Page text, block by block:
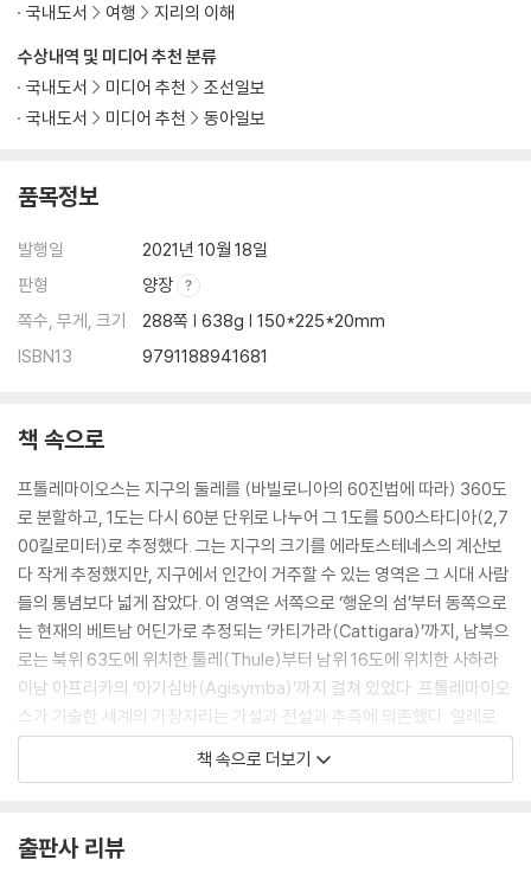
수상내역 및 미디어 추천 분류
국내도서
미디어 추천
조선일보
국내도서
미디어 추천 동아일보
국내도서
여행 지리의 이해
품목정보
발행일
2021년 10월 18일
판형
양장
쪽수, 무게, 크기
288쪽 | 638g | 150*225*20mm
ISBN13
9791188941681
책 속으로
프톨레마이오스는 지구의 둘레를 (바빌로니아의 60진법에 따라) 360도
로 분할하고, 1도는 다시 60분 단위로 나누어 그 1도를 500스타디아(2,7
00킬로미터)로 추정했다. 그는 지구의 크기를 에라토스테네스의 계산보
다 작게 추정했지만, 지구에서 인간이 거주할 수 있는 영역은 그 시대 사람
들의 통념보다 넓게 잡았다. 이 영역은 서쪽으로 ‘행운의 섬’부터 동쪽으로
는 현재의 베트남 어딘가로 추정되는 ‘카티가라(Cattigara)’까지, 남북으
로는 북위 63도에 위치한 툴레(Thule)부터 남위 16도에 위치한 사하라
이남 아프리카의 ‘아기심바(Agisymba)’까지 걸쳐 있었다. 프톨레마이오
스가 기술한 세계의 가장자리는 가설과 전설과 추측에 의존했다. 일례로
그는 북반구의 유럽·아시아와 균형을 맞추기 위해 남반구에도 미지의 큰
대륙이 존재한다고 믿었다. 또 인도양이 아프리카로 둘러싸여 있으며, 아
지도 프톨레마이오스 지도에 반영되어 있었다.
책 속으로 더보기
출판사 리뷰